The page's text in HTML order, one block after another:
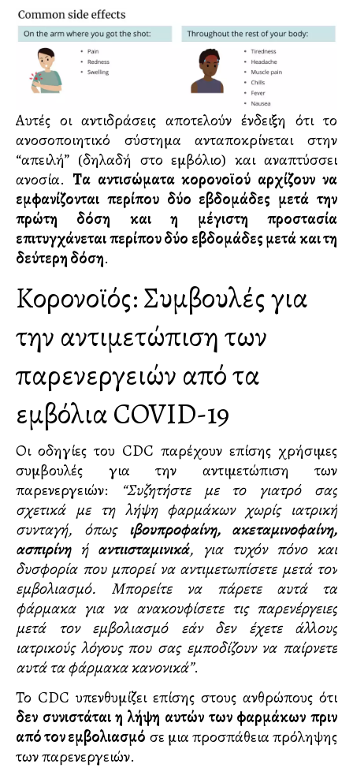
Αυτές οι αντιδράσεις αποτελούν ένδειξη ότι το
ανοσοποιητικό σύστημα ανταποκρίνεται στην
“απειλή” (δηλαδή στο εμβόλιο) και αναπτύσσει
ανοσία. Τα αντισώματα κορονοϊού αρχίζουν να
εμφανίζονται περίπου δύο εβδομάδες μετά την
πρώτη δόση και η μέγιστη προστασία
επιτυγχάνεται περίπου δύο εβδομάδες μετά και τη
δεύτερη δόση.
Κορονοϊός: Συμβουλές για
την αντιμετώπιση των
παρενεργειών από τα
εμβόλια COVID-19
Οι οδηγίες του CDC παρέχουν επίσης χρήσιμες
συμβουλές για την αντιμετώπιση των
παρενεργειών:
“Συζητήστε με το γιατρό σας
σχετικά με τη λήψη φαρμάκων χωρίς ιατρική
συνταγή, όπως ιβουπροφαίνη, ακεταμινοφαίνη,
ασπιρίνηή αντιισταμινικά, για τυχόν πόνο και
δυσφορία που μπορεί να αντιμετωπίσετε μετά τον
εμβολιασμό. Μπορείτε να πάρετε αυτά τα
φάρμακα για να ανακουφίσετε τις παρενέργειες
μετά τον εμβολιασμό εάν δεν έχετε άλλους
ιατρικούς λόγους που σας εμποδίζουν να παίρνετε
αυτά τα φάρμακα κανονικά”.
Το CDC υπενθυμίζει επίσης στους ανθρώπους ότι
δεν συνιστάται η λήψη αυτών των φαρμάκων πριν
από τον εμβολιασμό σε μια προσπάθεια πρόληψης
των παρενεργειών.